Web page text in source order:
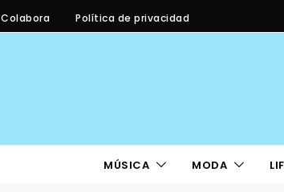
Colabora Política de privacidad
MÚSICA MODA